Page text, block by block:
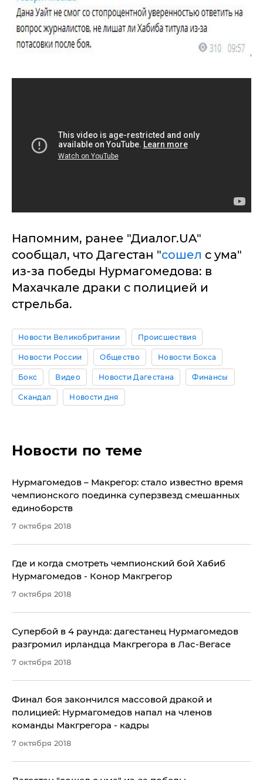
Напомним, ранее "Диалог.UA"
сообщал, что Дагестан "сошел с ума"
из-за победы Нурмагомедова: в
Махачкале драки с полицией и
стрельба.
Новости Великобритании Происшествия
Новости России Общество Новости Бокса
Бокс Видео Новости Дагестана Финансы
Скандал Новости дня
Новости по теме
Нурмагомедов – Макрегор: стало известно время
чемпионского поединка суперзвезд смешанных
единоборств
7 октября 2018
Где и когда смотреть чемпионский бой Хабиб
Нурмагомедов - Конор Макгрегор
7 октября 2018
​Супербой в 4 раунда: дагестанец Нурмагомедов
разгромил ирландца Макгрегора в Лас-Вегасе
7 октября 2018
Финал боя закончился массовой дракой и
полицией: Нурмагомедов напал на членов
команды Макгрегора - кадры
7 октября 2018